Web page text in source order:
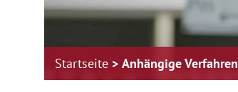
Startseite Anhängige Verfahren